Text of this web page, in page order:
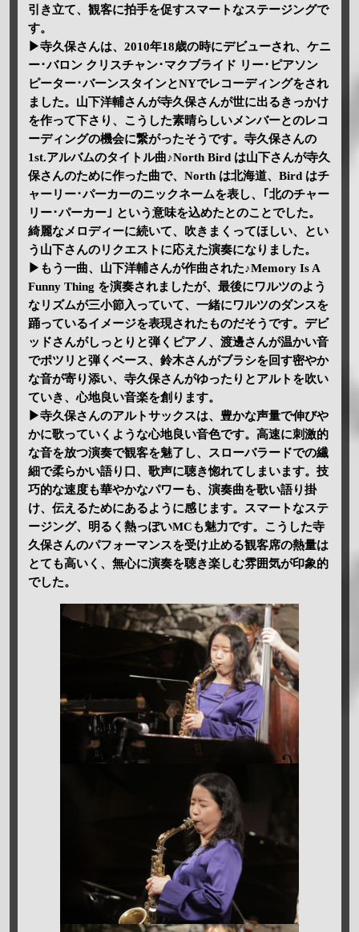
引き立て、観客に拍手を促すスマートなステージングで
す。
▶寺久保さんは、2010年18歳の時にデビューされ、ケニ
ー･バロン クリスチャン･マクブライド リー･ピアソン
ピーター･バーンスタインとNYでレコーディングをされ
ました。山下洋輔さんが寺久保さんが世に出るきっかけ
を作って下さり、こうした素晴らしいメンバーとのレコ
ーディングの機会に繋がったそうです。寺久保さんの
1st.アルバムのタイトル曲♪North Bird は山下さんが寺久
保さんのために作った曲で、North は北海道、Bird はチ
ャーリー･パーカーのニックネームを表し、｢北のチャー
リー･パーカー｣ という意味を込めたとのことでした。
綺麗なメロディーに続いて、吹きまくってほしい、とい
う山下さんのリクエストに応えた演奏になりました。
▶もう一曲、山下洋輔さんが作曲された♪Memory Is A
Funny Thing を演奏されましたが、最後にワルツのよう
なリズムが三小節入っていて、一緒にワルツのダンスを
踊っているイメージを表現されたものだそうです。デビ
ッドさんがしっとりと弾くピアノ、渡邊さんが温かい音
でポツリと弾くベース、鈴木さんがブラシを回す密やか
な音が寄り添い、寺久保さんがゆったりとアルトを吹い
ていき、心地良い音楽を創ります。
▶寺久保さんのアルトサックスは、豊かな声量で伸びや
かに歌っていくような心地良い音色です。高速に刺激的
な音を放つ演奏で観客を魅了し、スローバラードでの繊
細で柔らかい語り口、歌声に聴き惚れてしまいます。技
巧的な速度も華やかなパワーも、演奏曲を歌い語り掛
け、伝えるためにあるように感じます。スマートなステ
ージング、明るく熱っぽいMCも魅力です。こうした寺
久保さんのパフォーマンスを受け止める観客席の熱量は
とても高いく、無心に演奏を聴き楽しむ雰囲気が印象的
でした。